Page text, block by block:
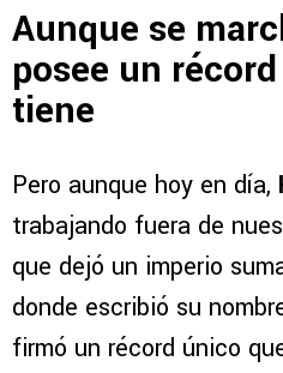
Aunque se
posee un
tiene
Pero aunque hoy en día,
trabajando fuera de
que dejó un imperio
donde escribió su
firmó un récord único